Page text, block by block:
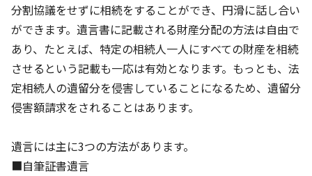
分割協議をせずに相続をすることができ、円滑に話し合い
ができます。遺言書に記載される財産分配の方法は自由で
あり、たとえば、特定の相続人一人にすべての財産を相続
させるという記載も一応は有効となります。もっとも、法
定相続人の遺留分を侵害していることになるため、遺留分
侵害額請求をされることはあります。
遺言には主に3つの方法があります。
■自筆証書遺言